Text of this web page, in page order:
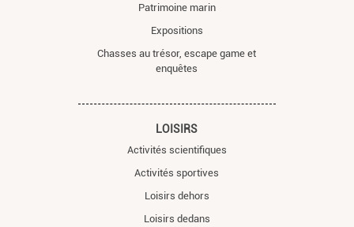
Patrimoine marin
Expositions
Chasses au trésor, escape game et
enquêtes
LOISIRS
Activités scientifiques
Activités sportives
Loisirs dehors
Loisirs dedans